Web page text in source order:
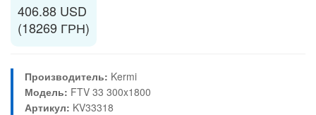
406.88 USD
(18269 ГРН)
Производитель: Kermi
Модель: FTV 33 300x1800
Артикул: KV33318